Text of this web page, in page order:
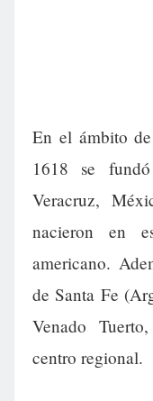
En el ámbito
1618 se
Veracruz,
nacieron en
americano.
de Santa Fe
Venado
centro regional.